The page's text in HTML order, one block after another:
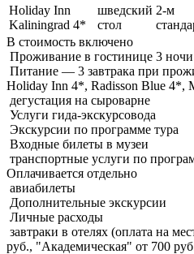
Holiday Inn
Kaliningrad 4*
шведский
стол
2-м
В стоимость включено
Проживание в гостинице 3 ночи
Питание — 3 завтрака при
Holiday Inn 4*, Radisson Blue 4*,
дегустация на сыроварне
Услуги гида-экскурсовода
Экскурсии по программе тура
Входные билеты в музеи
транспортные услуги по
Оплачивается отдельно
авиабилеты
Дополнительные экскурсии
Личные расходы
завтраки в отелях (оплата на
руб., "Академическая" от 700